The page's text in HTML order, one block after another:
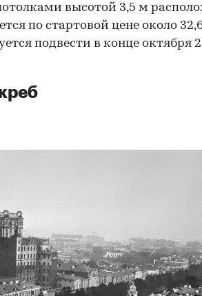
высотой 3,5 м
по стартовой цене около
подвести в конце октября